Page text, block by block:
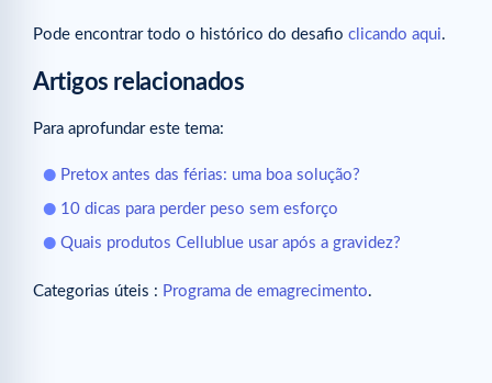
Pode encontrar todo o histórico do desafio clicando aqui.
Artigos relacionados
Para aprofundar este tema:
Pretox antes das férias: uma boa solução?
10 dicas para perder peso sem esforço
Quais produtos Cellublue usar após a gravidez?
Categorias úteis : Programa de emagrecimento.